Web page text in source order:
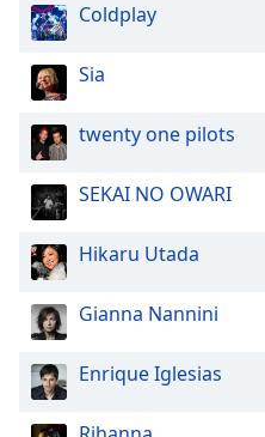
Caption
Area
Background
Color
Opacity
Font
Size
Edge
Style
Coldplay
Sia
twenty one pilots
SEKAI NO OWARI
Hikaru Utada
Gianna Nannini
Enrique Iglesias